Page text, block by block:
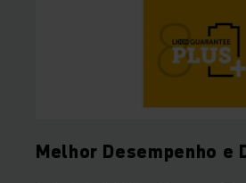
Melhor Desempenho e